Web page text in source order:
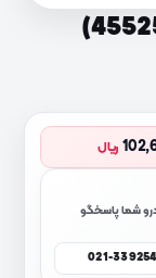
ریال
شما پاسخگو
021-